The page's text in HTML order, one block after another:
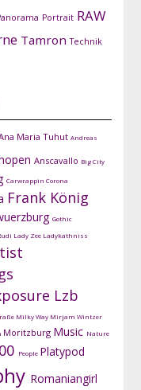
Portrait RAW
Tamron Technik
Maria Tuhut Andreas
Anscavallo Big City
Carwrappin Corona
Frank König
Gothic
Lady Zee Ladykathniss
Lzb
Milky Way Mirjam Wintzer
Moritzburg Music Nature
People Platypod
Romaniangirl